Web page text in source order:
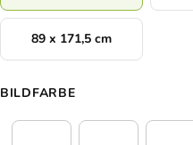
89 x 171,5 cm
BILDFARBE